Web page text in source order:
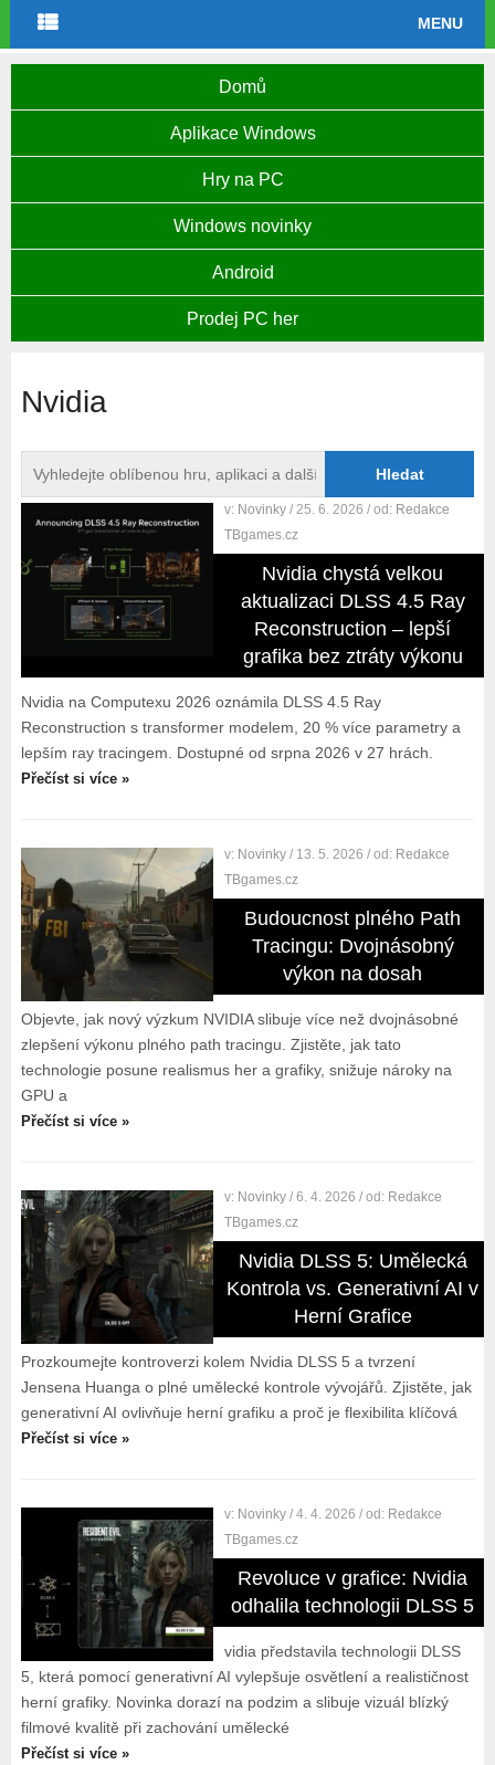
MENU
Domů
Aplikace Windows
Hry na PC
Windows novinky
Android
Prodej PC her
Nvidia
v: Novinky / 25. 6. 2026 / od: Redakce
TBgames.cz
Nvidia chystá velkou
aktualizaci DLSS 4.5 Ray
Reconstruction – lepší
grafika bez ztráty výkonu
Nvidia na Computexu 2026 oznámila DLSS 4.5 Ray
Reconstruction s transformer modelem, 20 % více parametry a
lepším ray tracingem. Dostupné od srpna 2026 v 27 hrách.
Přečíst si více »
v: Novinky / 13. 5. 2026 / od: Redakce
TBgames.cz
Budoucnost plného Path
Tracingu: Dvojnásobný
výkon na dosah
Objevte, jak nový výzkum NVIDIA slibuje více než dvojnásobné
zlepšení výkonu plného path tracingu. Zjistěte, jak tato
technologie posune realismus her a grafiky, snižuje nároky na
GPU a
Přečíst si více »
v: Novinky / 6. 4. 2026 / od: Redakce
TBgames.cz
Nvidia DLSS 5: Umělecká
Kontrola vs. Generativní AI v
Herní Grafice
Prozkoumejte kontroverzi kolem Nvidia DLSS 5 a tvrzení
Jensena Huanga o plné umělecké kontrole vývojářů. Zjistěte, jak
generativní AI ovlivňuje herní grafiku a proč je flexibilita klíčová
Přečíst si více »
v: Novinky / 4. 4. 2026 / od: Redakce
TBgames.cz
Revoluce v grafice: Nvidia
odhalila technologii DLSS 5
vidia představila technologii DLSS
5, která pomocí generativní AI vylepšuje osvětlení a realističnost
herní grafiky. Novinka dorazí na podzim a slibuje vizuál blízký
filmové kvalitě při zachování umělecké
Přečíst si více »